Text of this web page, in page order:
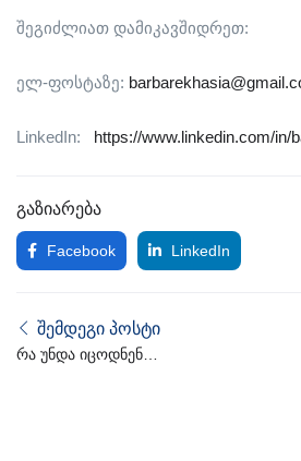
შეგიძლიათ დამიკავშიდრეთ:
ელ-ფოსტაზე:
LinkedIn: https://www.linkedin.com/in/
გაზიარება
Facebook LinkedIn
შემდეგი პოსტი
რა უნდა იცოდნენ